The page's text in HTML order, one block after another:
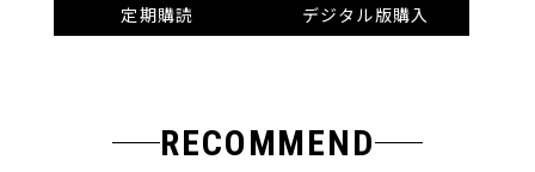
定期購読
デジタル版購入
RECOMMEND